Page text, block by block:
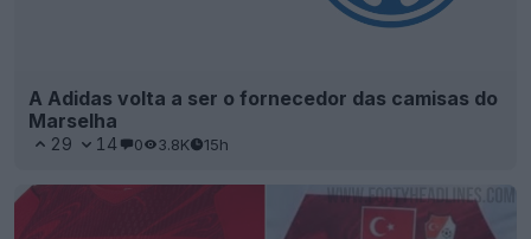
A Adidas volta a ser o fornecedor das camisas do
Marselha
29 14 0 3.8K 15h